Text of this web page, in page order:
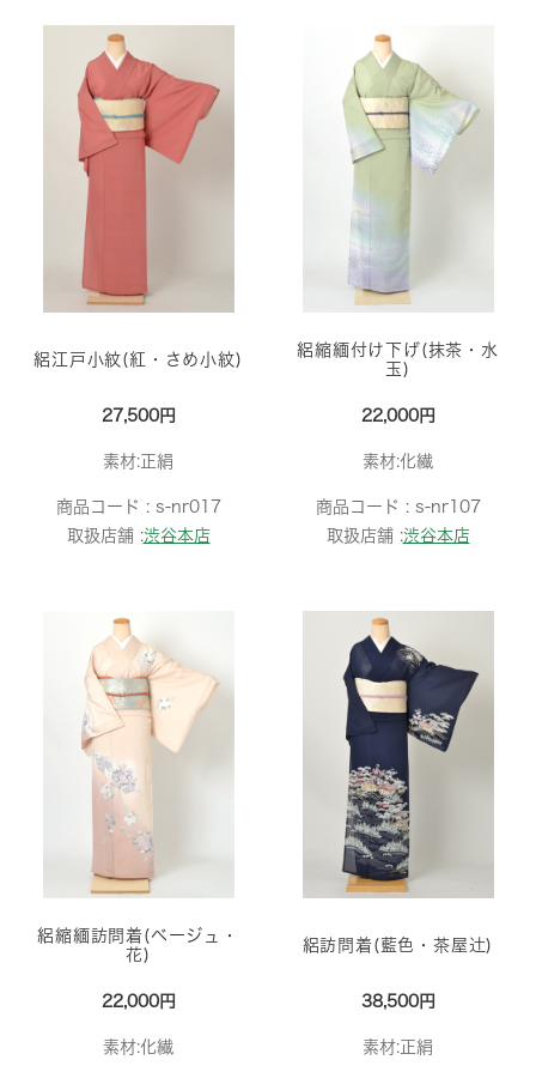
絽江戸小紋(紅・さめ小紋)
27,500円
素材:正絹
商品コード : s-nr017
取扱店舗 :渋谷本店
絽縮緬付け下げ(抹茶・水
玉)
22,000円
素材:化繊
商品コード : s-nr107
取扱店舗 :渋谷本店
絽縮緬訪問着(ベージュ・
花)
22,000円
素材:化繊
絽訪問着(藍色・茶屋辻)
38,500円
素材:正絹